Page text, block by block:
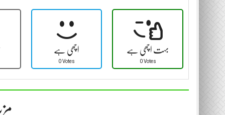
اچھی ہے
0 Votes
بہت اچھی ہے
0 Votes